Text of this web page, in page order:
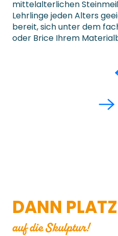
mittelalterlichen
Lehrlinge jeden Alters
bereit, sich unter dem
oder Brice Ihrem
DANN PLATZ
auf die Skulptur!